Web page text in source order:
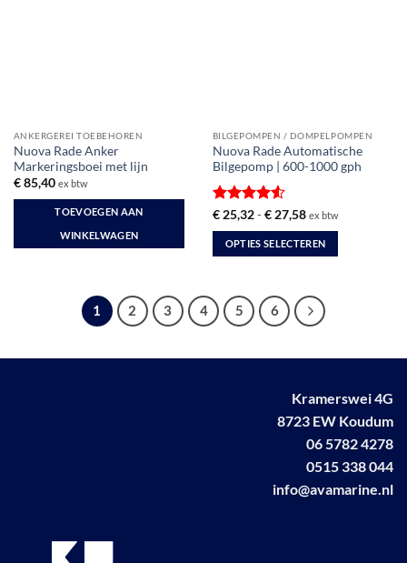
ANKERGEREI TOEBEHOREN
Nuova Rade Anker
Markeringsboei met lijn
€85,40 ex btw
TOEVOEGEN AAN
WINKELWAGEN
BILGEPOMPEN / DOMPELPOMPEN
Nuova Rade Automatische
Bilgepomp | 600-1000 gph
Gewaardeerd
4.5uit 5
€25,32 - €27,58Prijsklasse:
tot
€ 27,58
ex btw
OPTIES SELECTEREN
heeft
meerdere
Deze
productpagina
1 2 3 4 5 6
Kramerswei 4G
8723 EW Koudum
06 5782 4278
0515 338 044
info@avamarine.nl